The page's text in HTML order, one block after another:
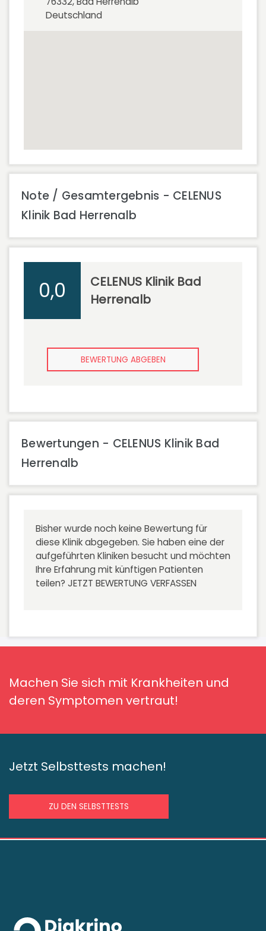
Deutschland
Note / Gesamtergebnis - CELENUS
Klinik Bad Herrenalb
0,0
CELENUS Klinik Bad
Herrenalb
BEWERTUNG ABGEBEN
Bewertungen - CELENUS Klinik Bad
Herrenalb
Bisher wurde noch keine Bewertung für
diese Klinik abgegeben. Sie haben eine der
aufgeführten Kliniken besucht und möchten
Ihre Erfahrung mit künftigen Patienten
teilen? JETZT BEWERTUNG VERFASSEN
Machen Sie sich mit Krankheiten und
deren Symptomen vertraut!
Jetzt Selbsttests machen!
ZU DEN SELBSTTESTS